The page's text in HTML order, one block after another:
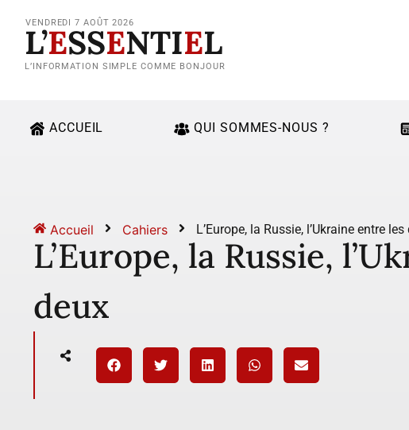
VENDREDI 7 AOÛT 2026
L’ESSENTIEL
L’INFORMATION SIMPLE COMME BONJOUR
ACCUEIL QUI SOMMES-NOUS ?
Accueil Cahiers L’Europe, la Russie, l’Ukraine entre les
L’Europe, la Russie,
deux